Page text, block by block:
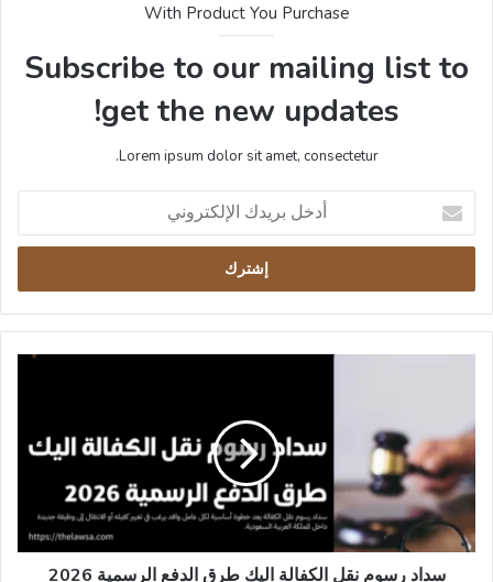
With Product You Purchase
Subscribe to our mailing list to
get the new updates!
Lorem ipsum dolor sit amet, consectetur.
بريدك
الإلكتروني
الكفالة
اليك
طرق
الدفع
الرسمية
2026
سداد رسوم نقل الكفالة اليك طرق الدفع الرسمية 2026